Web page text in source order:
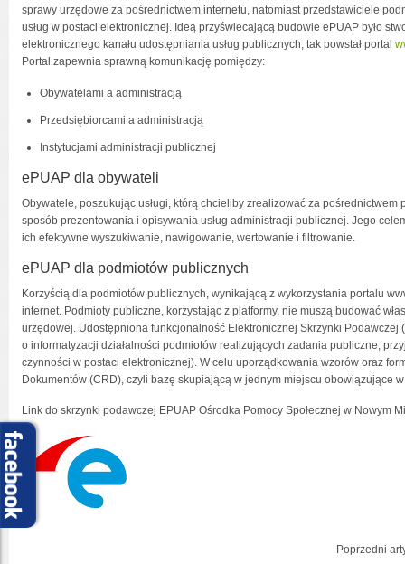
sprawy urzędowe za pośrednictwem internetu, natomiast przedstawiciele
usług w postaci elektronicznej. Ideą przyświecającą budowie ePUAP było
elektronicznego kanału udostępniania usług publicznych; tak powstał portal
Portal zapewnia sprawną komunikację pomiędzy:
Obywatelami a administracją
Przedsiębiorcami a administracją
Instytucjami administracji publicznej
ePUAP dla obywateli
Obywatele, poszukując usługi, którą chcieliby zrealizować za
sposób prezentowania i opisywania usług administracji publicznej. Jego
ich efektywne wyszukiwanie, nawigowanie, wertowanie i filtrowanie.
ePUAP dla podmiotów publicznych
Korzyścią dla podmiotów publicznych, wynikającą z wykorzystania portalu
internet. Podmioty publiczne, korzystając z platformy, nie muszą budować
urzędowej. Udostępniona funkcjonalność Elektronicznej Skrzynki
o informatyzacji działalności podmiotów realizujących zadania publiczne,
czynności w postaci elektronicznej). W celu uporządkowania wzorów oraz
Dokumentów (CRD), czyli bazę skupiającą w jednym miejscu obowiązujące
Link do skrzynki podawczej EPUAP Ośrodka Pomocy Społecznej w Nowym
Poprzedni